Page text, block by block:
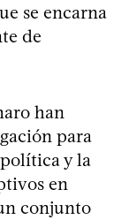
se encarna
de
han
para
y la
en
conjunto